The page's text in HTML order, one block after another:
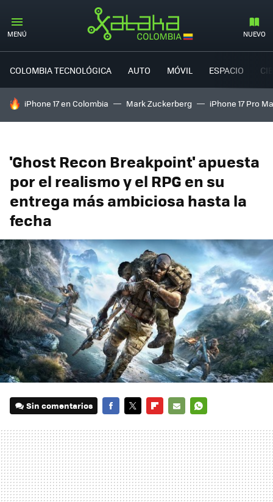
MENÚ NUEVO
COLOMBIA TECNOLÓGICA AUTO MÓVIL ESPACIO
HOY SE HABLA DE
iPhone 17 en Colombia Mark Zuckerberg iPhone 17 Pro
'Ghost Recon Breakpoint' apuesta
por el realismo y el RPG en su
entrega más ambiciosa hasta la
fecha
Sin comentarios
MAIL